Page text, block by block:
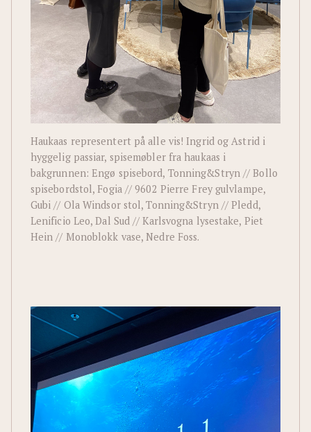
Haukaas representert på alle vis! Ingrid og Astrid i
hyggelig passiar, spisemøbler fra haukaas i
bakgrunnen: Engø spisebord, Tonning&Stryn // Bollo
spisebordstol, Fogia // 9602 Pierre Frey gulvlampe,
Gubi // Ola Windsor stol, Tonning&Stryn // Pledd,
Lenificio Leo, Dal Sud // Karlsvogna lysestake, Piet
Hein // Monoblokk vase, Nedre Foss.